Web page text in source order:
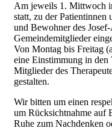
Am jeweils 1. Mittwoch
statt, zu der Patientinnen
und Bewohner des
Gemeindemitglieder
Von Montag bis Freitag
eine Einstimmung in den
Mitglieder des
gestalten.
Wir bitten um einen
um Rücksichtnahme auf
Ruhe zum Nachdenken